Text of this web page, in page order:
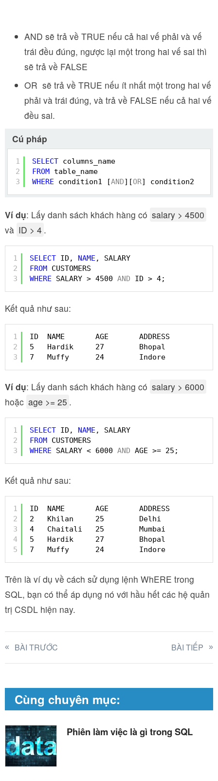
AND sẽ trả về TRUE nếu cả hai vế phải và vế
trái đều đúng, ngược lại một trong hai vế sai thì
sẽ trả về FALSE
OR sẽ trả về TRUE nếu ít nhất một trong hai vế
phải và trái đúng, và trả về FALSE nếu cả hai vế
đều sai.
Cú pháp
1
2
3
SELECT columns_name
FROM table_name
WHERE
condition1 [AND][OR] condition2
Ví dụ: Lấy danh sách khách hàng có salary > 4500
và ID > 4 .
1
2
3
SELECT ID, NAME , SALARY
FROM CUSTOMERS
WHERE
SALARY > 4500 AND ID > 4;
Kết quả như sau:
1
2
3
ID  NAME       AGE       ADDRESS
5   Hardik     27        Bhopal
7   Muffy      24        Indore
Ví dụ: Lấy danh sách khách hàng có salary > 6000
hoặc age >= 25 .
1
2
3
SELECT ID, NAME , SALARY
FROM CUSTOMERS
WHERE
SALARY < 6000 AND AGE >= 25;
Kết quả như sau:
1
2
3
4
5
ID  NAME       AGE       ADDRESS
2   Khilan     25        Delhi
4   Chaitali   25        Mumbai
5   Hardik     27        Bhopal
7   Muffy      24        Indore
Trên là ví dụ về cách sử dụng lệnh WhERE trong
SQL, bạn có thể áp dụng nó với hầu hết các hệ quản
trị CSDL hiện nay.
BÀI TRƯỚC BÀI TIẾP
Cùng chuyên mục:
Phiên làm việc là gì trong SQL